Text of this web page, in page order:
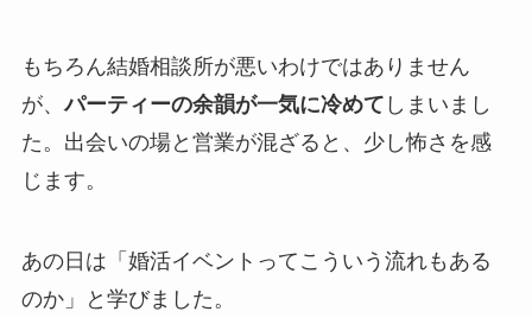
もちろん結婚相談所が悪いわけではありません
が、パーティーの余韻が一気に冷めて しまいまし
た。出会いの場と営業が混ざると、少し怖さを感
じます。
あの日は「婚活イベントってこういう流れもある
のか」と学びました。